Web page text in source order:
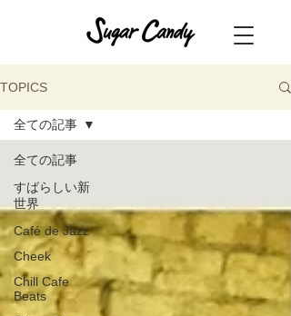
TOPICS
全ての記事
すばらしい新
世界
Café de Jazz
Cheek
Chill Cafe
Beats
全ての記事